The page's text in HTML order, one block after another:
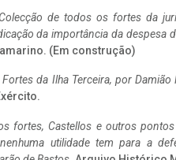
Colecção de todos os fortes da
da importância da despesa
(Em construção)
da Ilha Terceira, por Damião
fortes, Castellos e outros
utilidade tem para a